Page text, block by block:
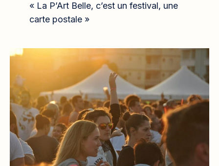
« La P’Art Belle, c’est un festival, une
carte postale »